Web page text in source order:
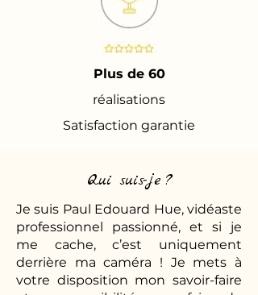
Plus de 60
réalisations
Satisfaction garantie
Qui suis-je ?
Je suis Paul Edouard Hue, vidéaste
professionnel passionné, et si je
me cache, c’est uniquement
derrière ma caméra ! Je mets à
votre disposition mon savoir-faire